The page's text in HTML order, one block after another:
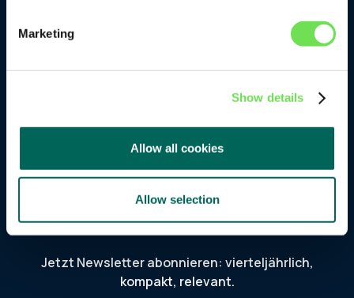
Marketing
Show details
Allow all cookies
Allow selection
Ressourcen
Imprint
Datenschutz
Jetzt Newsletter abonnieren: vierteljährlich,
kompakt, relevant.